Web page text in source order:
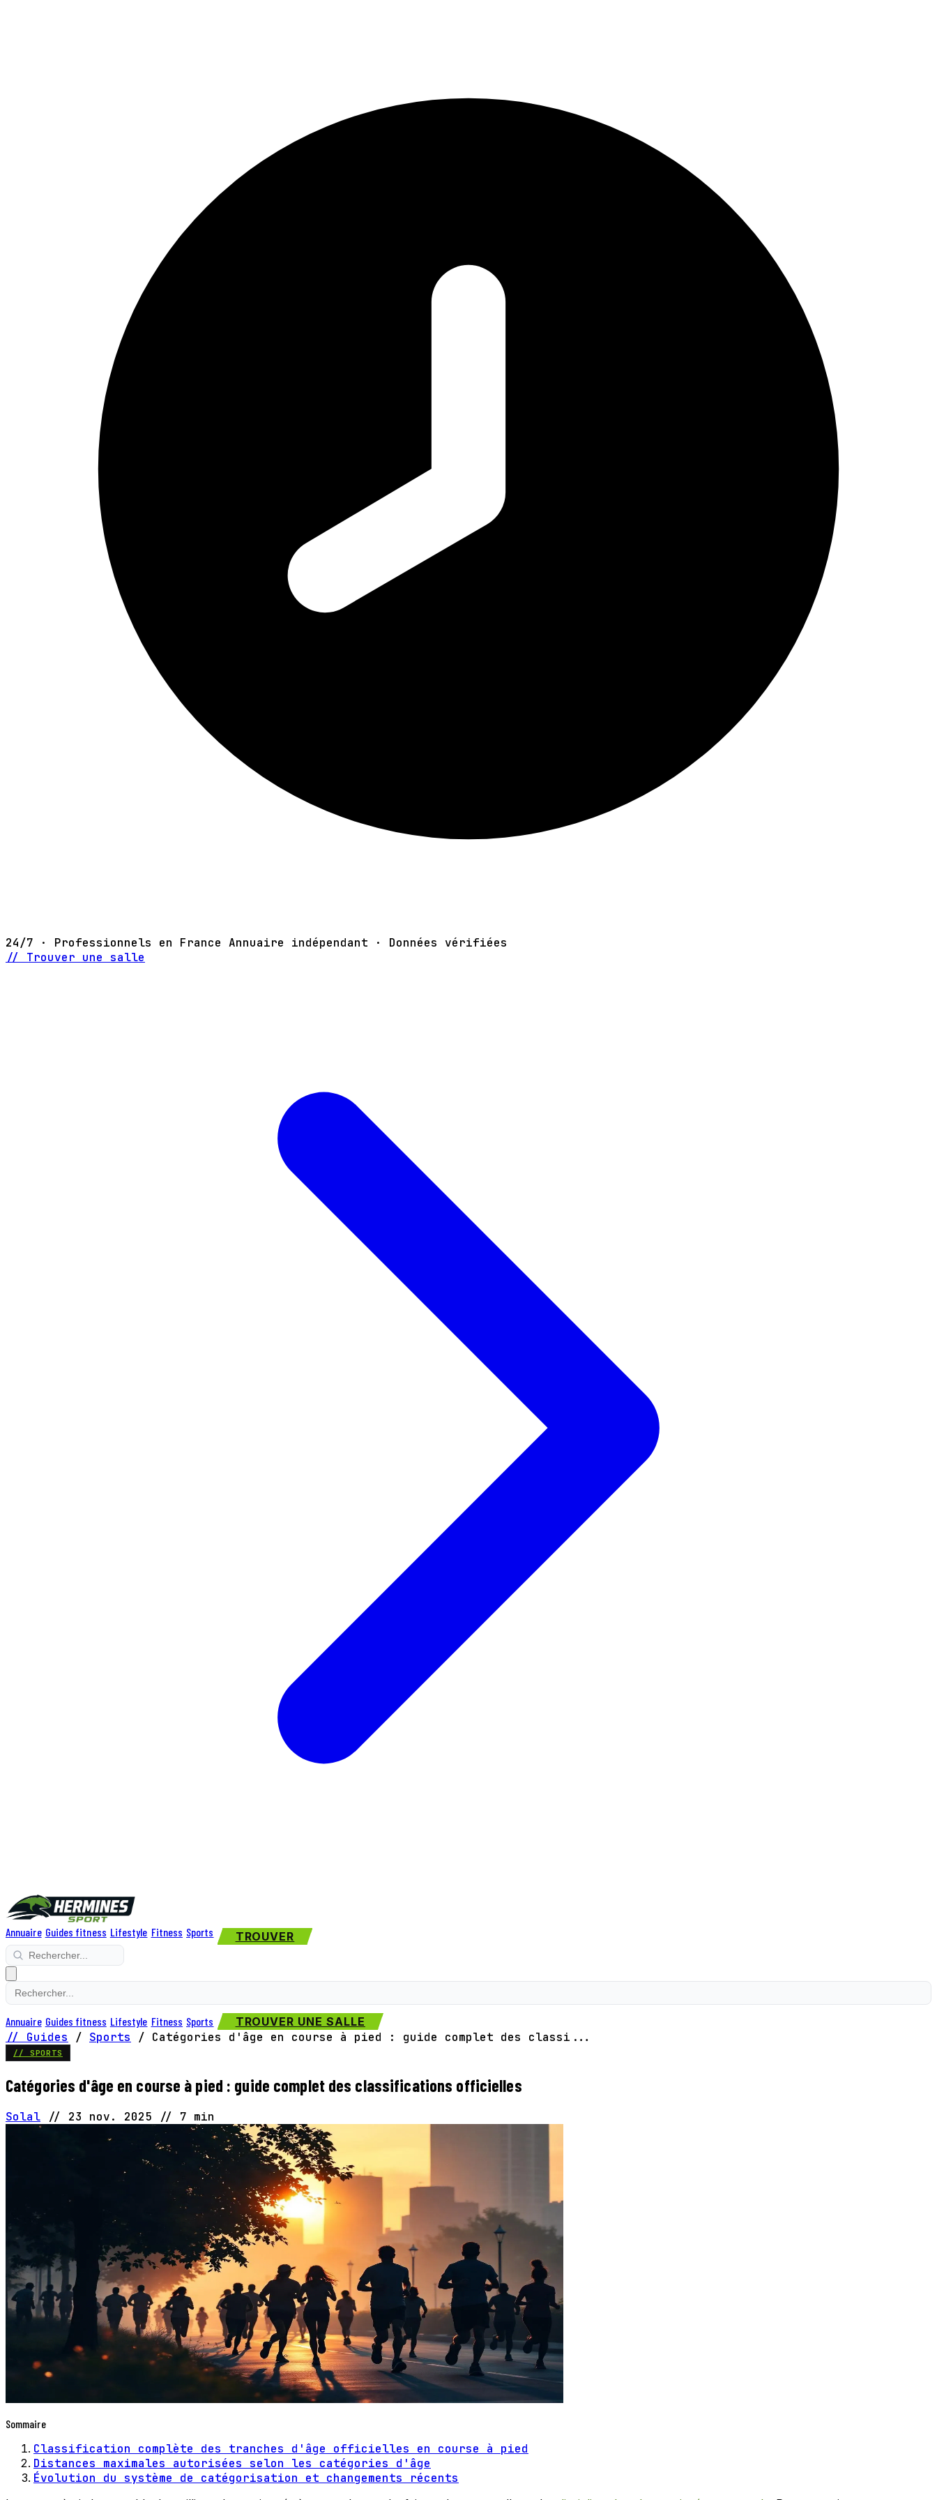
24/7 · Professionnels en France Annuaire indépendant · Données vérifiées
// Trouver une salle
Annuaire Guides fitness Lifestyle Fitness Sports TROUVER
Annuaire Guides fitness Lifestyle Fitness Sports TROUVER UNE SALLE
// Guides / Sports / Catégories d'âge en course à pied : guide complet des classi...
// SPORTS
Catégories d'âge en course à pied : guide complet des classifications officielles
Solal // 23 nov. 2025 // 7 min
Sommaire
Classification complète des tranches d'âge officielles en course à pied
Distances maximales autorisées selon les catégories d'âge
Évolution du système de catégorisation et changements récents